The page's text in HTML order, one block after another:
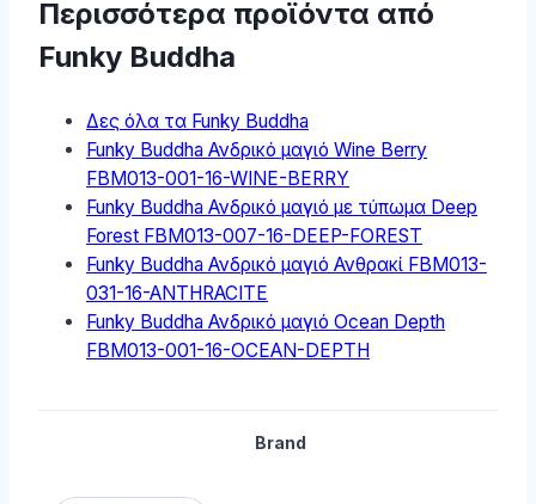
Περισσότερα προϊόντα από
Funky Buddha
Δες όλα τα Funky Buddha
Funky Buddha Ανδρικό μαγιό Wine Berry
FBM013-001-16-WINE-BERRY
Funky Buddha Ανδρικό μαγιό με τύπωμα Deep
Forest FBM013-007-16-DEEP-FOREST
Funky Buddha Ανδρικό μαγιό Ανθρακί FBM013-
031-16-ANTHRACITE
Funky Buddha Ανδρικό μαγιό Ocean Depth
FBM013-001-16-OCEAN-DEPTH
Brand